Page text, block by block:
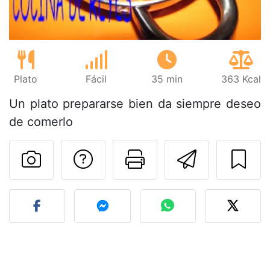
Plato Fácil 35 min 363 Kcal
Un plato prepararse bien da siempre deseo
de comerlo
Imprimir
Preguntar al autor
Publicar la foto de esta